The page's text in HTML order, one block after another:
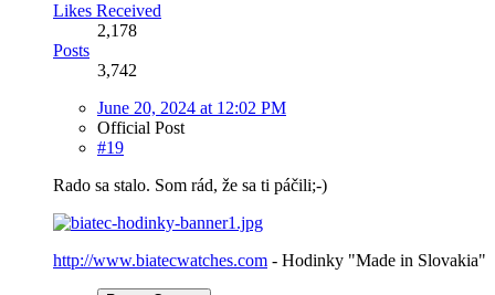
Likes Received
2,178
Posts
3,742
June 20, 2024 at 12:02 PM
Official Post
#19
Rado sa stalo. Som rád, že sa ti páčili;-)
http://www.biatecwatches.com - Hodinky "Made in Slovakia"